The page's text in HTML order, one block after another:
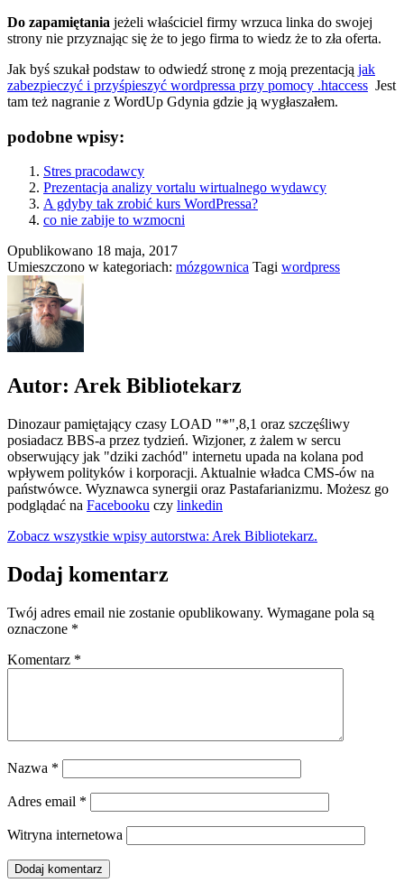
Do zapamiętania jeżeli właściciel firmy wrzuca linka do swojej
strony nie przyznając się że to jego firma to wiedz że to zła oferta.
Jak byś szukał podstaw to odwiedź stronę z moją prezentacją jak
zabezpieczyć i przyśpieszyć wordpressa przy pomocy .htaccess Jest
tam też nagranie z WordUp Gdynia gdzie ją wygłaszałem.
podobne wpisy:
Stres pracodawcy
Prezentacja analizy vortalu wirtualnego wydawcy
A gdyby tak zrobić kurs WordPressa?
co nie zabije to wzmocni
Opublikowano 18 maja, 2017
Umieszczono w kategoriach: mózgownica Tagi wordpress
Autor: Arek Bibliotekarz
Dinozaur pamiętający czasy LOAD "*",8,1 oraz szczęśliwy
posiadacz BBS-a przez tydzień. Wizjoner, z żalem w sercu
obserwujący jak "dziki zachód" internetu upada na kolana pod
wpływem polityków i korporacji. Aktualnie władca CMS-ów na
państwówce. Wyznawca synergii oraz Pastafarianizmu. Możesz go
podglądać na Facebooku czy linkedin
Zobacz wszystkie wpisy autorstwa: Arek Bibliotekarz.
Dodaj komentarz
Twój adres email nie zostanie opublikowany. Wymagane pola są
oznaczone *
Komentarz *
Nazwa *
Adres email *
Witryna internetowa